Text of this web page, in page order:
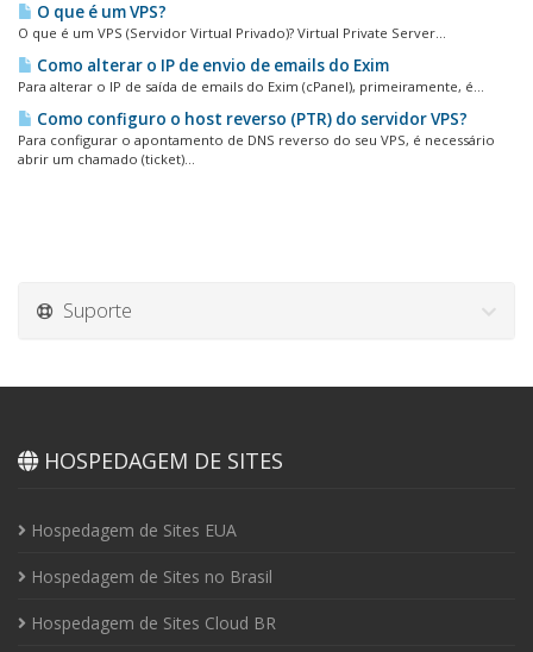
O que é um VPS?
O que é um VPS (Servidor Virtual Privado)? Virtual Private Server...
Como alterar o IP de envio de emails do Exim
Para alterar o IP de saída de emails do Exim (cPanel), primeiramente, é...
Como configuro o host reverso (PTR) do servidor VPS?
Para configurar o apontamento de DNS reverso do seu VPS, é necessário
abrir um chamado (ticket)...
Suporte
HOSPEDAGEM DE SITES
Hospedagem de Sites EUA
Hospedagem de Sites no Brasil
Hospedagem de Sites Cloud BR